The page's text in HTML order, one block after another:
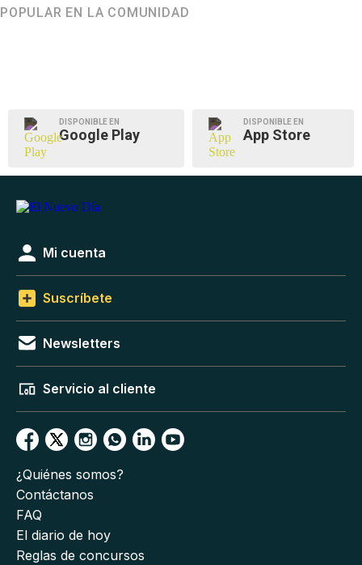
POPULAR EN LA COMUNIDAD
DISPONIBLE EN
Google Play
DISPONIBLE EN
App Store
Mi cuenta
Suscríbete
Newsletters
Servicio al cliente
¿Quiénes somos?
Contáctanos
FAQ
El diario de hoy
Reglas de concursos